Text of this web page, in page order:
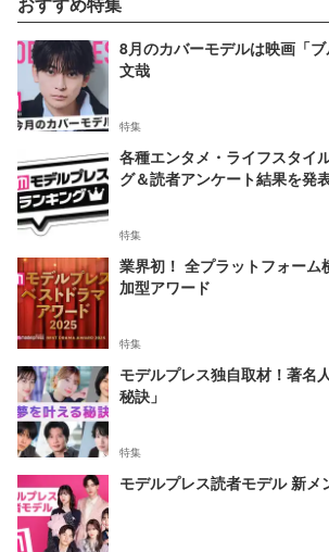
8月のカバーモデルは映画「
文哉
特集
各種エンタメ・ライフスタイ
グ＆読者アンケート結果を発
特集
業界初！ 全プラットフォーム
加型アワード
特集
モデルプレス独自取材！著名
秘訣」
特集
モデルプレス読者モデル 新メ